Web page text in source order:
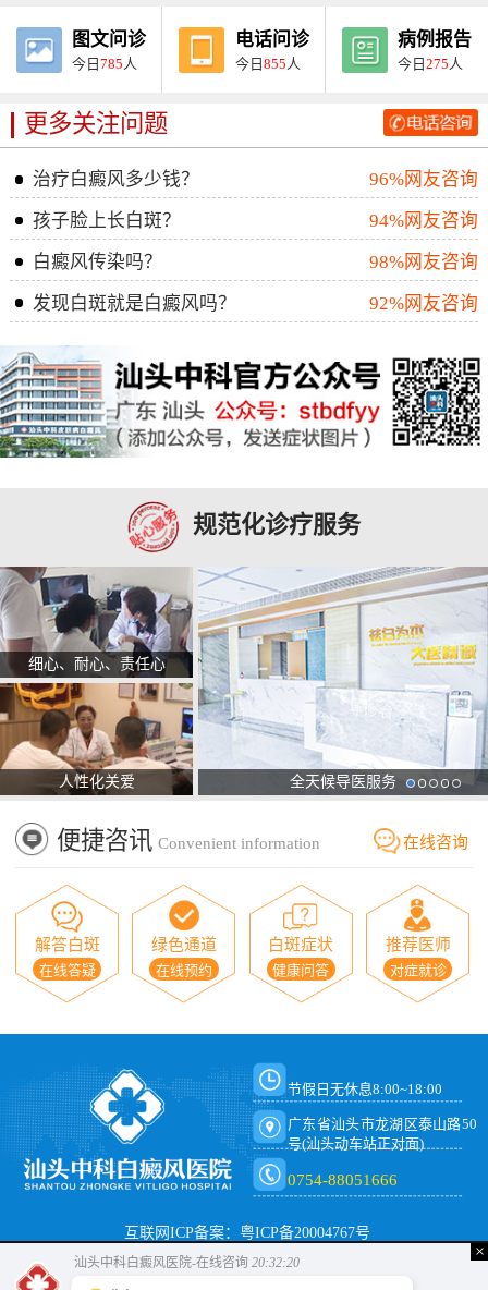
图文问诊
今日785 人
电话问诊
今日855 人
病例报告
今日275 人
更多关注问题
治疗白癜风多少钱？
96%网友咨询
孩子脸上长白斑？
94%网友咨询
白癜风传染吗？
98%网友咨询
发现白斑就是白癜风吗？
92%网友咨询
规范化诊疗服务
细心、耐心、责任心
人性化关爱 全天候导医服务
便捷咨讯 Convenient information 在线咨询
解答白斑
在线答疑
绿色通道
在线预约
白斑症状
健康问答
推荐医师
对症就诊
节假日无休息8:00~18:00
广东省汕头市龙湖区泰山路50
号(汕头动车站正对面)
0754-88051666
互联网ICP备案：粤ICP备20004767号
×
汕头中科白癜风医院-在线咨询 20:32:20